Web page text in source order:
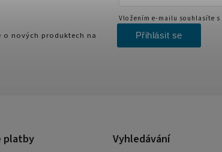
platby Vyhledávání
o nových produktech na
Vložením e-mailu souhlasíte s
Přihlásit se